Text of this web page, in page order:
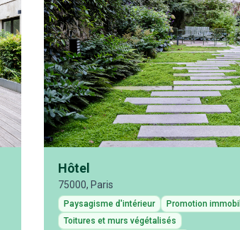
Hôtel
75000, Paris
Paysagisme d'intérieur
Promotion
Toitures et murs végétalisés